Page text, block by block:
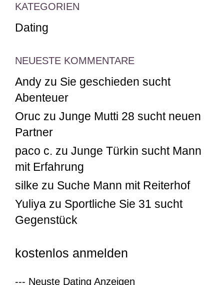
KATEGORIEN
Dating
NEUESTE KOMMENTARE
Andy zu Sie geschieden sucht
Abenteuer
Oruc zu Junge Mutti 28 sucht neuen
Partner
paco c. zu Junge Türkin sucht Mann
mit Erfahrung
silke zu Suche Mann mit Reiterhof
Yuliya zu Sportliche Sie 31 sucht
Gegenstück
kostenlos anmelden
--- Neuste Dating Anzeigen